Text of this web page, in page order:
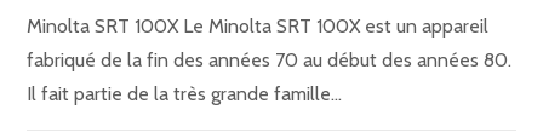
Minolta SRT 100X Le Minolta SRT 100X est un appareil
fabriqué de la fin des années 70 au début des années 80.
Il fait partie de la très grande famille…